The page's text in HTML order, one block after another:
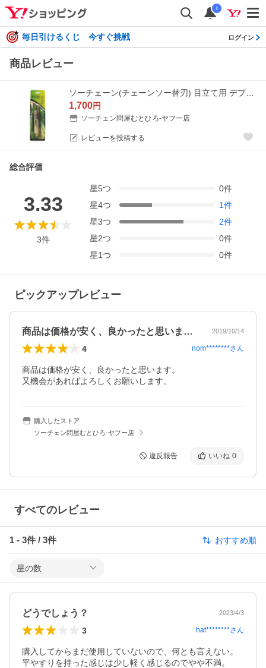
i
毎日引けるくじ 今すぐ挑戦 ログイン
商品レビュー
ソーチェーン(チェーンソー替刃) 目立て用 デプスゲージジョインター・平ヤスリセット
1,700円
ソーチェン問屋むとひろ-ヤフー店
レビューを投稿する
総合評価
3.33
3件
星5つ 0件
星4つ 1件
星3つ 2件
星2つ 0件
星1つ 0件
ピックアップレビュー
商品は価格が安く、良かったと思います。… 2019/10/14
4 nom********さん
商品は価格が安く、良かったと思います。
又機会があればよろしくお願いします。
購入したストア
ソーチェン問屋むとひろ-ヤフー店
違反報告 いいね 0
すべてのレビュー
1 - 3件 / 3件 おすすめ順
星の数
どうでしょう？ 2023/4/3
3 hat********さん
購入してからまだ使用していないので、何とも言えない。
平やすりを持った感じは少し軽く感じるのでやや不満。